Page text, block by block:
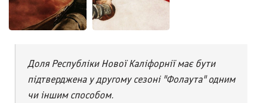
Доля Республіки Нової Каліфорнії має бути
підтверджена у другому сезоні "Фолаута" одним
чи іншим способом.